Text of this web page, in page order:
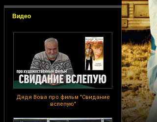
Видео
Дядя Вова про фильм "Свидание
вслепую"